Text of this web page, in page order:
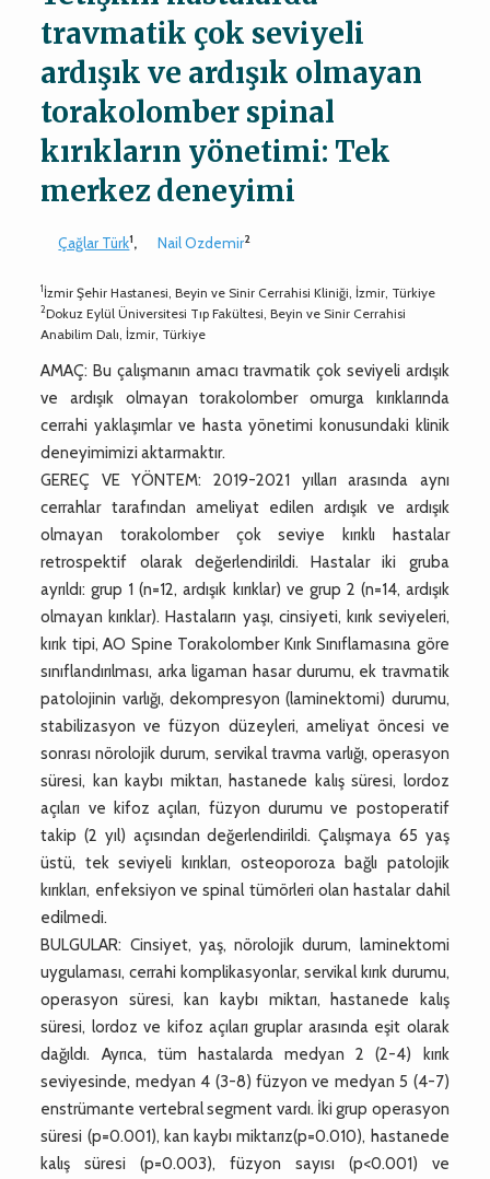
travmatik çok seviyeli
ardışık ve ardışık olmayan
torakolomber spinal
kırıkların yönetimi: Tek
merkez deneyimi
Çağlar Türk1, Nail Ozdemir2
1İzmir Şehir Hastanesi, Beyin ve Sinir Cerrahisi Kliniği, İzmir, Türkiye
2Dokuz Eylül Üniversitesi Tıp Fakültesi, Beyin ve Sinir Cerrahisi
Anabilim Dalı, İzmir, Türkiye
AMAÇ: Bu çalışmanın amacı travmatik çok seviyeli ardışık
ve ardışık olmayan torakolomber omurga kırıklarında
cerrahi yaklaşımlar ve hasta yönetimi konusundaki klinik
deneyimimizi aktarmaktır.
GEREÇ VE YÖNTEM: 2019-2021 yılları arasında aynı
cerrahlar tarafından ameliyat edilen ardışık ve ardışık
olmayan torakolomber çok seviye kırıklı hastalar
retrospektif olarak değerlendirildi. Hastalar iki gruba
ayrıldı: grup 1 (n=12, ardışık kırıklar) ve grup 2 (n=14, ardışık
olmayan kırıklar). Hastaların yaşı, cinsiyeti, kırık seviyeleri,
kırık tipi, AO Spine Torakolomber Kırık Sınıflamasına göre
sınıflandırılması, arka ligaman hasar durumu, ek travmatik
patolojinin varlığı, dekompresyon (laminektomi) durumu,
stabilizasyon ve füzyon düzeyleri, ameliyat öncesi ve
sonrası nörolojik durum, servikal travma varlığı, operasyon
süresi, kan kaybı miktarı, hastanede kalış süresi, lordoz
açıları ve kifoz açıları, füzyon durumu ve postoperatif
takip (2 yıl) açısından değerlendirildi. Çalışmaya 65 yaş
üstü, tek seviyeli kırıkları, osteoporoza bağlı patolojik
kırıkları, enfeksiyon ve spinal tümörleri olan hastalar dahil
edilmedi.
BULGULAR: Cinsiyet, yaş, nörolojik durum, laminektomi
uygulaması, cerrahi komplikasyonlar, servikal kırık durumu,
operasyon süresi, kan kaybı miktarı, hastanede kalış
süresi, lordoz ve kifoz açıları gruplar arasında eşit olarak
dağıldı. Ayrıca, tüm hastalarda medyan 2 (2-4) kırık
seviyesinde, medyan 4 (3-8) füzyon ve medyan 5 (4-7)
enstrümante vertebral segment vardı. İki grup operasyon
süresi (p=0.001), kan kaybı miktarız(p=0.010), hastanede
kalış süresi (p=0.003), füzyon sayısı (p<0.001) ve